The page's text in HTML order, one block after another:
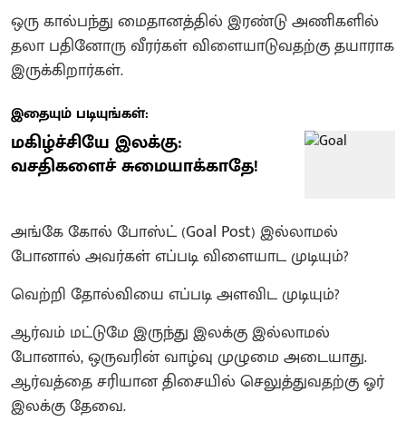
ஒரு கால்பந்து மைதானத்தில் இரண்டு அணிகளில்
தலா பதினோரு வீரர்கள் விளையாடுவதற்கு தயாராக
இருக்கிறார்கள்.
இதையும் படியுங்கள்:
மகிழ்ச்சியே இலக்கு:
வசதிகளைச் சுமையாக்காதே!
அங்கே கோல் போஸ்ட் (Goal Post) இல்லாமல்
போனால் அவர்கள் எப்படி விளையாட முடியும்?
வெற்றி தோல்வியை எப்படி அளவிட முடியும்?
ஆர்வம் மட்டுமே இருந்து இலக்கு இல்லாமல்
போனால், ஒருவரின் வாழ்வு முழுமை அடையாது.
ஆர்வத்தை சரியான திசையில் செலுத்துவதற்கு ஓர்
இலக்கு தேவை.